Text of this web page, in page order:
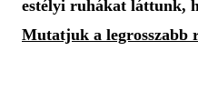
estélyi ruhákat láttunk,
Mutatjuk a legrosszabb